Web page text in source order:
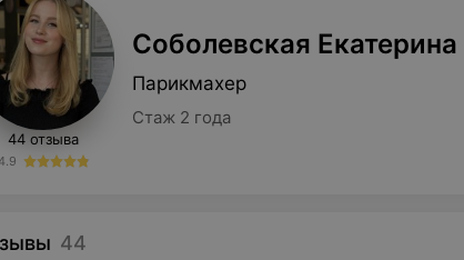
44 отзыва
4.9
Соболевская Екатерина
Парикмахер
Стаж 2 года
44